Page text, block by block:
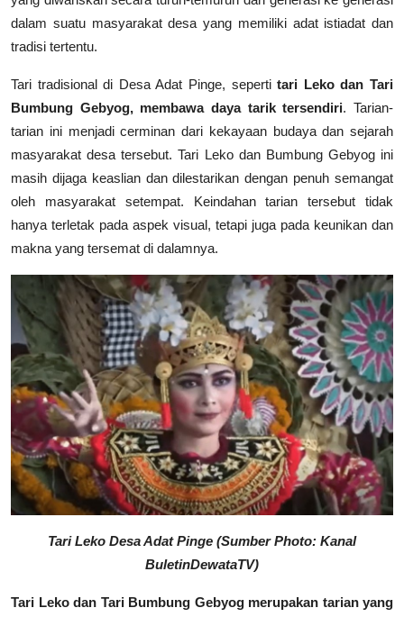
dalam suatu masyarakat desa yang memiliki adat istiadat dan
tradisi tertentu.
Tari tradisional di Desa Adat Pinge, sepertitari Leko dan Tari
Bumbung Gebyog, membawa daya tarik tersendiri. Tarian-
tarian ini menjadi cerminan dari kekayaan budaya dan sejarah
masyarakat desa tersebut. Tari Leko dan Bumbung Gebyog ini
masih dijaga keaslian dan dilestarikan dengan penuh semangat
oleh masyarakat setempat. Keindahan tarian tersebut tidak
hanya terletak pada aspek visual, tetapi juga pada keunikan dan
makna yang tersemat di dalamnya.
Tari Leko Desa Adat Pinge (Sumber Photo: Kanal
BuletinDewataTV)
Tari Leko dan Tari Bumbung Gebyog merupakan tarian yang